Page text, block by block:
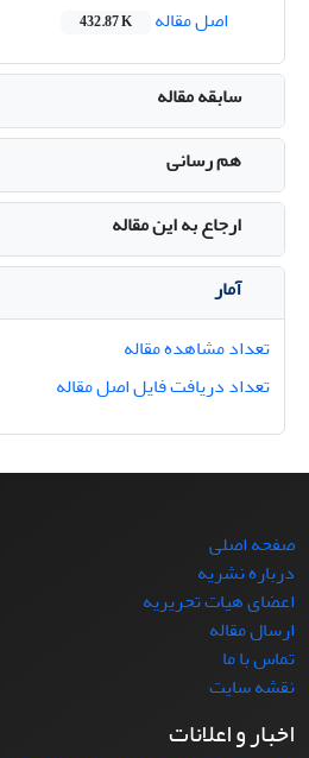
اصل مقاله
432.87 K
سابقه مقاله
هم رسانی
ارجاع به این مقاله
آمار
تعداد مشاهده مقاله
تعداد دریافت فایل اصل مقاله
صفحه اصلی
درباره نشریه
اعضای هیات تحریریه
ارسال مقاله
تماس با ما
نقشه سایت
اخبار و اعلانات